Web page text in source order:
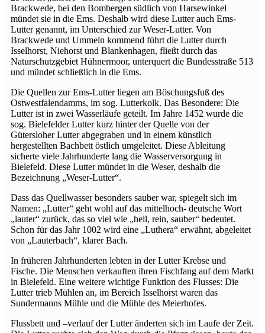
Brackwede, bei den Bombergen südlich von Harsewinkel
mündet sie in die Ems. Deshalb wird diese Lutter auch Ems-
Lutter genannt, im Unterschied zur Weser-Lutter. Von
Brackwede und Ummeln kommend führt die Lutter durch
Isselhorst, Niehorst und Blankenhagen, fließt durch das
Naturschutzgebiet Hühnermoor, unterquert die Bundesstraße 513
und mündet schließlich in die Ems.
Die Quellen zur Ems-Lutter liegen am Böschungsfuß des
Ostwestfalendamms, im sog. Lutterkolk. Das Besondere: Die
Lutter ist in zwei Wasserläufe geteilt. Im Jahre 1452 wurde die
sog. Bielefelder Lutter kurz hinter der Quelle von der
Gütersloher Lutter abgegraben und in einem künstlich
hergestellten Bachbett östlich umgeleitet. Diese Ableitung
sicherte viele Jahrhunderte lang die Wasserversorgung in
Bielefeld. Diese Lutter mündet in die Weser, deshalb die
Bezeichnung „Weser-Lutter“.
Dass das Quellwasser besonders sauber war, spiegelt sich im
Namen: „Lutter“ geht wohl auf das mittelhoch- deutsche Wort
„lauter“ zurück, das so viel wie „hell, rein, sauber“ bedeutet.
Schon für das Jahr 1002 wird eine „Luthera“ erwähnt, abgeleitet
von „Lauterbach“, klarer Bach.
In früheren Jahrhunderten lebten in der Lutter Krebse und
Fische. Die Menschen verkauften ihren Fischfang auf dem Markt
in Bielefeld. Eine weitere wichtige Funktion des Flusses: Die
Lutter trieb Mühlen an, im Bereich Isselhorst waren das
Sundermanns Mühle und die Mühle des Meierhofes.
Flussbett und –verlauf der Lutter änderten sich im Laufe der Zeit.